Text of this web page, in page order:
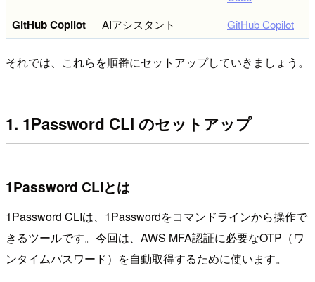
GitHub Copilot AIアシスタント GitHub Copilot
それでは、これらを順番にセットアップしていきましょう。
1. 1Password CLI のセットアップ
1Password CLIとは
1Password CLIは、1Passwordをコマンドラインから操作で
きるツールです。今回は、AWS MFA認証に必要なOTP（ワ
ンタイムパスワード）を自動取得するために使います。